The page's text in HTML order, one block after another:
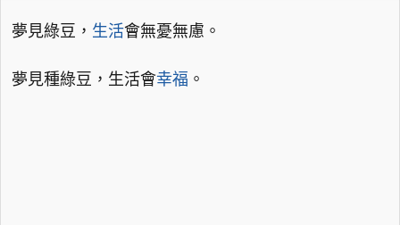
夢見綠豆， 生活會無憂無慮。
夢見種綠豆，生活會幸福 。